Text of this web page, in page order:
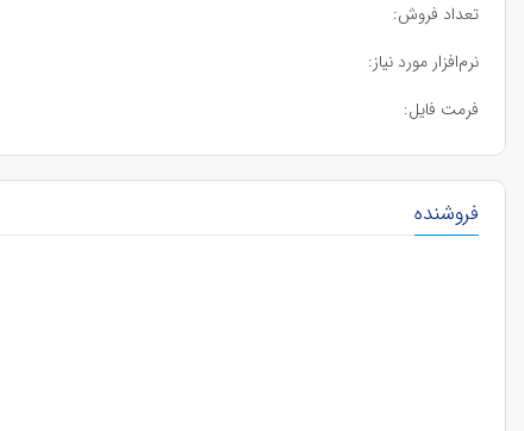
تعداد فروش:
نرم‌افزار مورد نیاز:
فرمت فایل:
فروشنده